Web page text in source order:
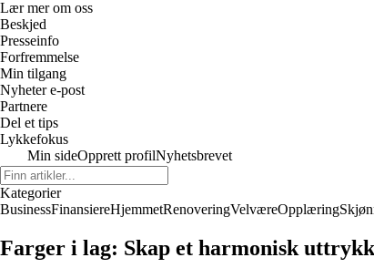
Lær mer om oss
Beskjed
Presseinfo
Forfremmelse
Min tilgang
Nyheter e-post
Partnere
Del et tips
Lykkefokus
Min sideOpprett profilNyhetsbrevet
Kategorier
BusinessFinansiereHjemmetRenoveringVelværeOpplæring
Farger i lag: Skap et harmonisk